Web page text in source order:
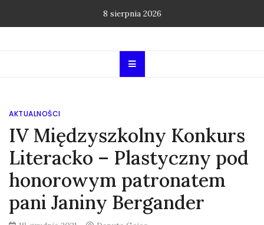
8 sierpnia 2026
AKTUALNOŚCI
IV Międzyszkolny Konkurs
Literacko – Plastyczny pod
honorowym patronatem
pani Janiny Bergander